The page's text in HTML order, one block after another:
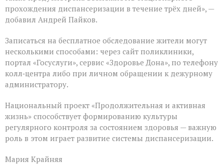
прохождения диспансеризации в течение трёх дней», —
добавил Андрей Пайков.
Записаться на бесплатное обследование жители могут
несколькими способами: через сайт поликлиники,
портал «Госуслуги», сервис «Здоровье Дона», по телефону
колл‑центра либо при личном обращении к дежурному
администратору.
Национальный проект «Продолжительная и активная
жизнь» способствует формированию культуры
регулярного контроля за состоянием здоровья — важную
роль в этом играет развитие системы диспансеризации.
Мария Крайняя